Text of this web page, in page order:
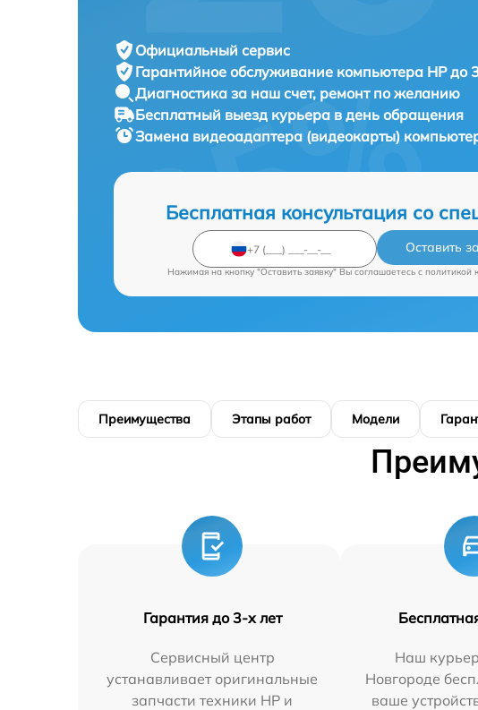
Официальный сервис
Гарантийное обслуживание компьютера HP до
Диагностика за наш счет, ремонт по желанию
Бесплатный выезд курьера в день обращения
Замена видеоадаптера (видеокарты)
Бесплатная консультация со
Оставить
Нажимая на кнопку "Оставить заявку" Вы соглашаетесь c политикой
Преимущества Этапы работ Модели
Гарантия до 3-х лет
Сервисный центр
устанавливает оригинальные
запчасти техники HP и
Наш
Новгороде
ваше